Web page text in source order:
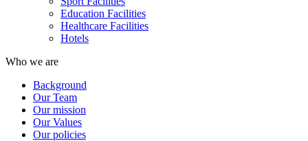
Education Facilities
Healthcare Facilities
Hotels
Who we are
Background
Our Team
Our mission
Our Values
Our policies